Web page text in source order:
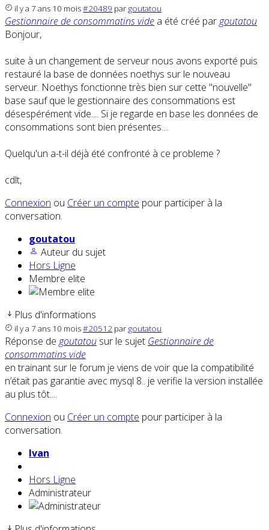
il y a 7 ans 10 mois#20489 par goutatou
Gestionnaire de consommatins vide a été créé pargoutatou
Bonjour,
suite à un changement de serveur nous avons exporté puis
restauré la base de données noethys sur le nouveau
serveur. Noethys fonctionne très bien sur cette "nouvelle"
base sauf que le gestionnaire des consommations est
désespérément vide.... Si je regarde en base les données de
consommations sont bien présentes....
Quelqu'un a-t-il déjà été confronté à ce probleme ?
cdlt,
Connexion ou Créer un compte pour participer à la
conversation.
goutatou
Auteur du sujet
Hors Ligne
Membre elite
Plus d'informations
il y a 7 ans 10 mois#20512 par goutatou
Réponse de goutatou sur le sujet Gestionnaire de
consommatins vide
en trainant sur le forum je viens de voir que la compatibilité
n’était pas garantie avec mysql 8.. je verifie la version installée
au plus tôt....
Connexion ou Créer un compte pour participer à la
conversation.
Ivan
Hors Ligne
Administrateur